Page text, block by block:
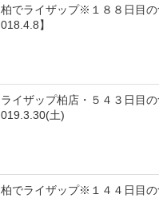
柏でライザップ※１８８日目の
018.4.8】
ライザップ柏店・５４３日目
019.3.30(土)
柏でライザップ※１４４日目の